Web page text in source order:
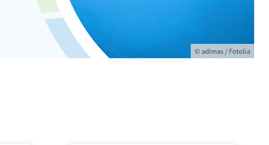
© adimas / Fotolia